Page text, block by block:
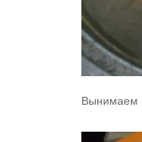
Вынимаем